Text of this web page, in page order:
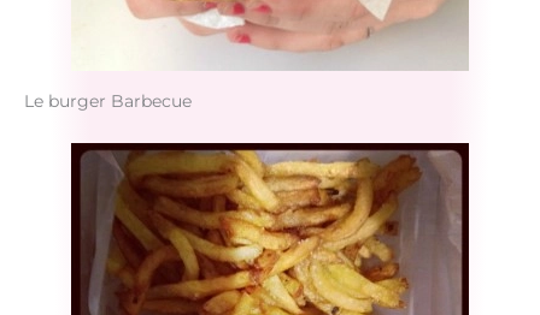
Le burger Barbecue